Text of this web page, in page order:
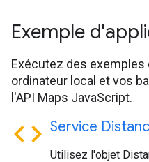
Exemple
Exécutez des
ordinateur local et vos
l'API Maps JavaScript.
code Service
Utilisez l'objet